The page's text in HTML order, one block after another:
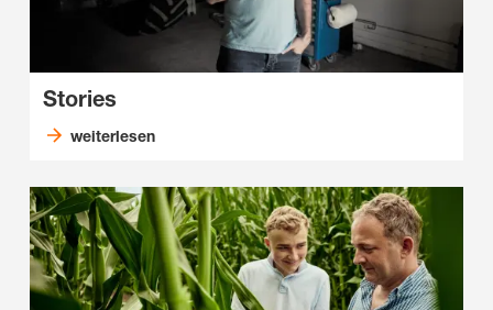
Stories
weiterlesen